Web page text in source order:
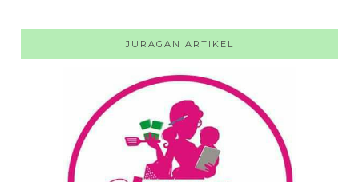
JURAGAN ARTIKEL